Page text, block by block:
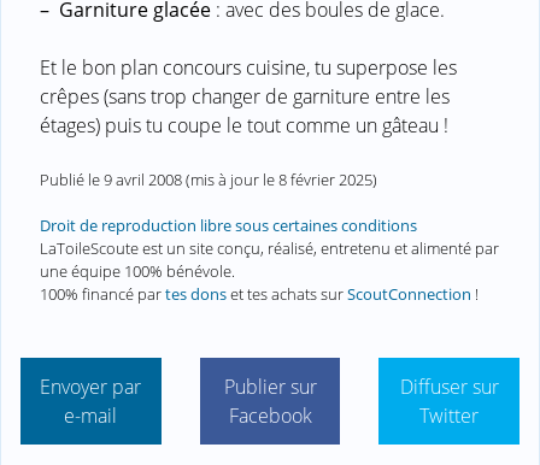
– Garniture glacée : avec des boules de glace.
Et le bon plan concours cuisine, tu superpose les
crêpes (sans trop changer de garniture entre les
étages) puis tu coupe le tout comme un gâteau !
Publié le9 avril 2008(mis à jour le8 février 2025)
Droit de reproduction libre sous certaines conditions
LaToileScoute est un site conçu, réalisé, entretenu et alimenté par
une équipe 100% bénévole.
100% financé partes donset tes achats surScoutConnection !
Envoyer par
e-mail
Publier sur
Facebook
Diffuser sur
Twitter